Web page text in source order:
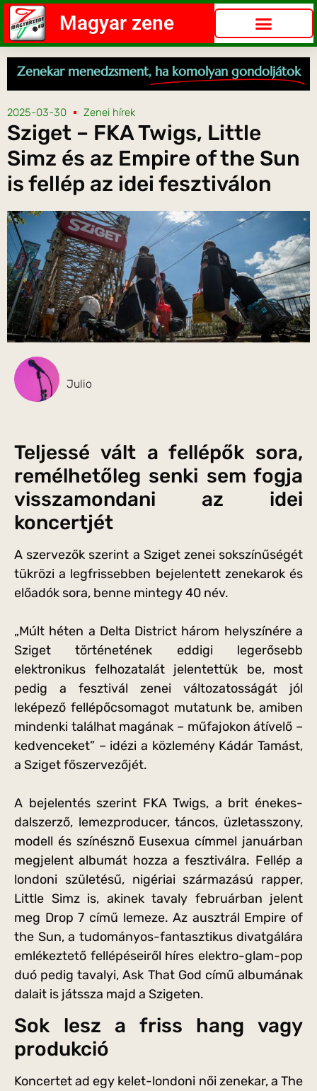
Magyar zene
Zenekar menedzsment, ha komolyan gondoljátok
2025-03-30 Zenei hírek
Sziget – FKA Twigs, Little
Simz és az Empire of the Sun
is fellép az idei fesztiválon
Julio
Teljessé vált a fellépők sora,
remélhetőleg senki sem fogja
visszamondani az idei
koncertjét
A szervezők szerint a Sziget zenei sokszínűségét
tükrözi a legfrissebben bejelentett zenekarok és
előadók sora, benne mintegy 40 név.
„Múlt héten a Delta District három helyszínére a
Sziget történetének eddigi legerősebb
elektronikus felhozatalát jelentettük be, most
pedig a fesztivál zenei változatosságát jól
leképező fellépőcsomagot mutatunk be, amiben
mindenki találhat magának – műfajokon átívelő –
kedvenceket” – idézi a közlemény Kádár Tamást,
a Sziget főszervezőjét.
A bejelentés szerint FKA Twigs, a brit énekes-
dalszerző, lemezproducer, táncos, üzletasszony,
modell és színésznő Eusexua címmel januárban
megjelent albumát hozza a fesztiválra. Fellép a
londoni születésű, nigériai származású rapper,
Little Simz is, akinek tavaly februárban jelent
meg Drop 7 című lemeze. Az ausztrál Empire of
the Sun, a tudományos-fantasztikus divatgálára
emlékeztető fellépéseiről híres elektro-glam-pop
duó pedig tavalyi, Ask That God című albumának
dalait is játssza majd a Szigeten.
Sok lesz a friss hang vagy
produkció
Koncertet ad egy kelet-londoni női zenekar, a The